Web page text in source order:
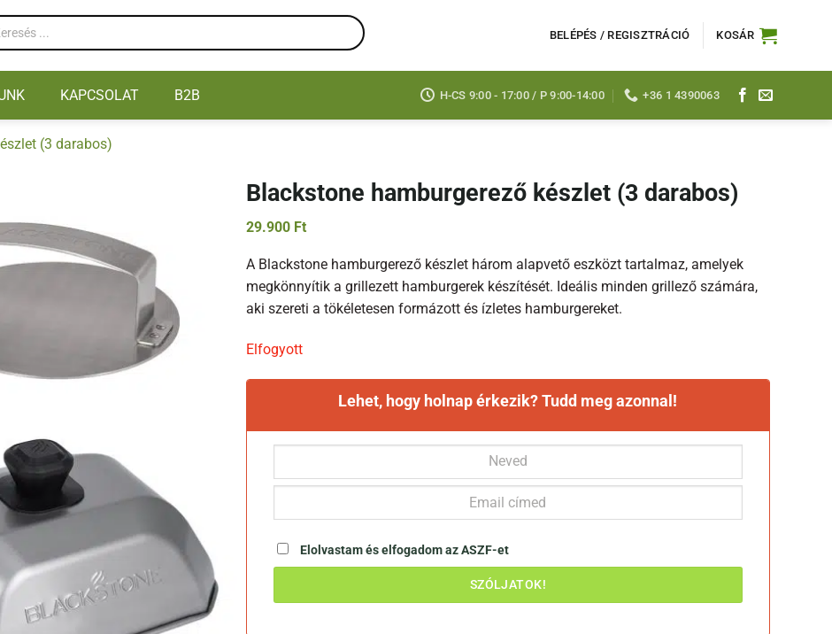
BELÉPÉS / REGISZTRÁCIÓ KOSÁR
KAPCSOLAT B2B H-CS 9:00 - 17:00 / P 9:00-14:00 +36 1 4390063
(3 darabos)
Blackstone hamburgerező készlet (3 darabos)
29.900 Ft
A Blackstone hamburgerező készlet három alapvető eszközt tartalmaz, amelyek
megkönnyítik a grillezett hamburgerek készítését. Ideális minden grillező számára,
aki szereti a tökéletesen formázott és ízletes hamburgereket.
Elfogyott
Lehet, hogy holnap érkezik? Tudd meg azonnal!
Elolvastam és elfogadom azASZF-et